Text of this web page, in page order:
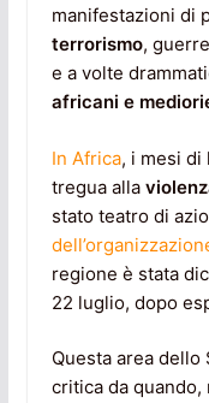
manifestazioni di
terrorismo,
e a volte
africani e
In Africa, i mesi di
tregua alla
stato teatro di
regione è stata
22 luglio, dopo
Questa area
critica da quando,